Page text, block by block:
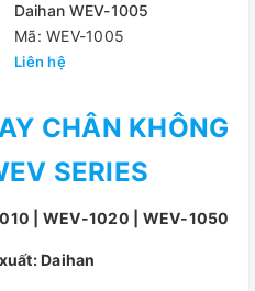
Daihan WEV-1005
Mã: WEV-1005
Liên hệ
CHÂN KHÔNG
SERIES
| WEV-1020 | WEV-1050
Daihan